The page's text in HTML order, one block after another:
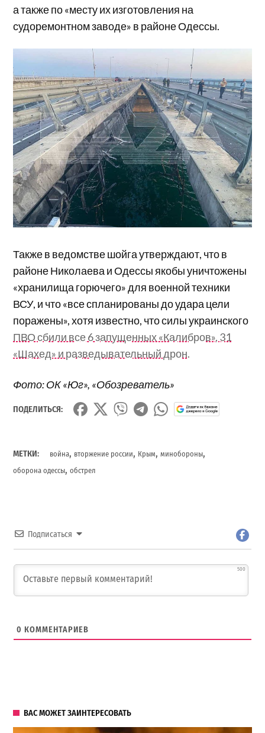
а также по «месту их изготовления на
судоремонтном заводе» в районе Одессы.
Также в ведомстве шойга утверждают, что в
районе Николаева и Одессы якобы уничтожены
«хранилища горючего» для военной техники
ВСУ, и что «все спланированы до удара цели
поражены», хотя известно, что силы украинского
ПВО сбили все 6 запущенных «Калибров», 31
«Шахед» и разведывательный дрон.
Фото: ОК «Юг», «Обозреватель»
ПОДЕЛИТЬСЯ:
МЕТКИ: война, вторжение россии, Крым,минобороны,
оборона одессы,обстрел
Подписаться
500
0 КОММЕНТАРИЕВ
ВАС МОЖЕТ ЗАИНТЕРЕСОВАТЬ